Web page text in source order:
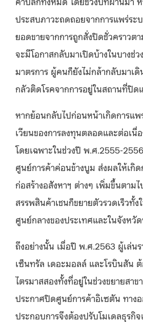
ประสบภาวะถดถอยจากการแพร่ระ
ยอดขายจากการถูกสั่งปิดชั่วคราวต
จะมีโอกาสกลับมาเปิดบ้างในบางช่
มาตรการ ผู้คนก็ยังไม่กล้ากลับมาเดิ
กลัวติดโรคจากการอยู่ในสถานที่ปิด
หากย้อนกลับไปก่อนหน้าเกิดการแพ
เวียนของการลงทุนตลอดและต่อเนื่
โดยเฉพาะในช่วงปี พ.ศ.2555-
ศูนย์การค้าค่อนข้างบูม ส่งผลให้เกิ
ก่อสร้างอสังหาฯ ต่างๆ เพิ่มขึ้นตาม
สรรพสินค้าเชนก็ขยายตัวรวดเร็วทั้
ศูนย์กลางของประเทศและในจังหวั
ถึงอย่างนั้น เมื่อปี พ.ศ.2563 ผู้เล่น
เซ็นทรัล เดอะมอลล์ และโรบินสัน
ไตรมาสสองทั้งที่อยู่ในช่วงขยายสา
ประกาศปิดศูนย์การค้าอิเซตัน ทาง
ประกอบการจึงต้องปรับโมเดลธุรกิ